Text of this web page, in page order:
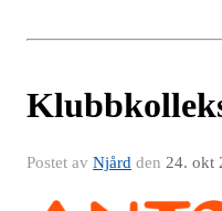
Postet av Njård den 24. okt